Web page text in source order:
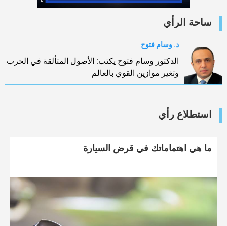
ساحة الرأي
د. وسام فتوح
الدكتور وسام فتوح يكتب: الأصول المتألقة في الحرب
وتغير موازين القوي بالعالم
استطلاع رأي
ما هي اهتماماتك في قرض السيارة